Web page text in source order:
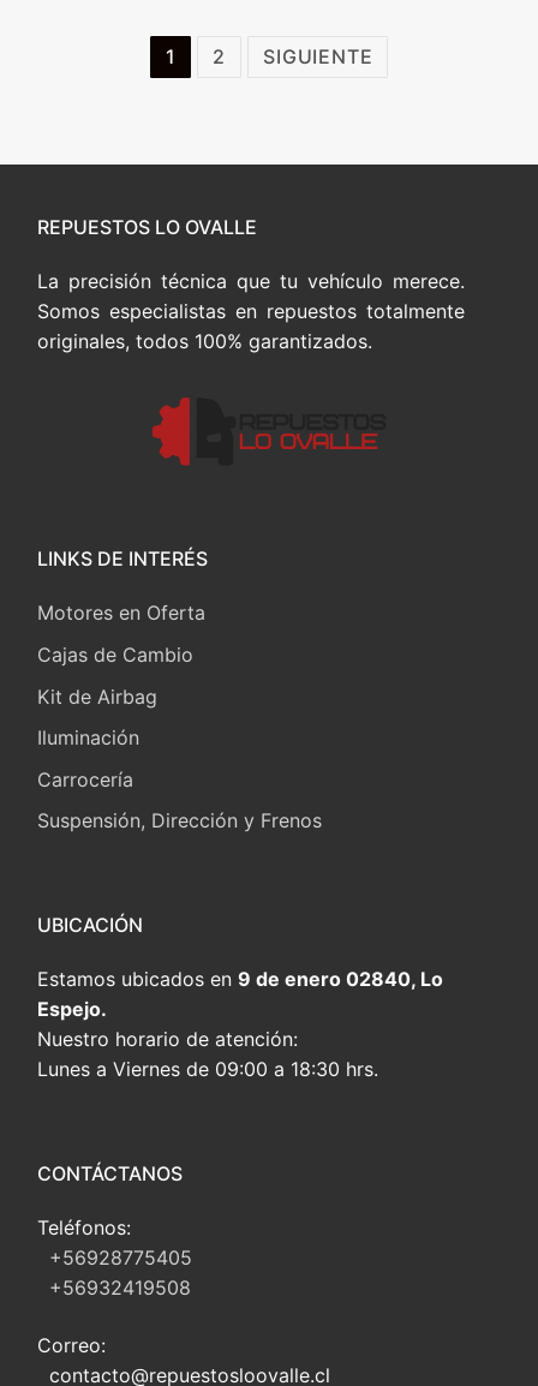
Paginación
1 2 SIGUIENTE
REPUESTOS LO OVALLE
La precisión técnica que tu vehículo merece.
Somos especialistas en repuestos totalmente
originales, todos 100% garantizados.
LINKS DE INTERÉS
Motores en Oferta
Cajas de Cambio
Kit de Airbag
Iluminación
Carrocería
Suspensión, Dirección y Frenos
UBICACIÓN
Estamos ubicados en 9 de enero 02840, Lo
Espejo.
Nuestro horario de atención:
Lunes a Viernes de 09:00 a 18:30 hrs.
CONTÁCTANOS
Teléfonos:
+56928775405
+56932419508
Correo:
contacto@repuestosloovalle.cl